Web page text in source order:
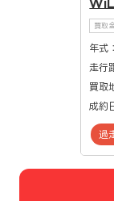
買取
年式：
走行
買取
成約
過